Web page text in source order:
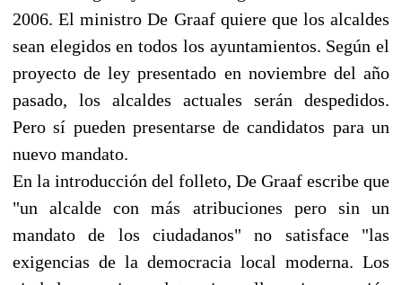
2006. El ministro De Graaf quiere que los alcaldes
sean elegidos en todos los ayuntamientos. Según el
proyecto de ley presentado en noviembre del año
pasado, los alcaldes actuales serán despedidos.
Pero sí pueden presentarse de candidatos para un
nuevo mandato.
En la introducción del folleto, De Graaf escribe que
"un alcalde con más atribuciones pero sin un
mandato de los ciudadanos" no satisface "las
exigencias de la democracia local moderna. Los